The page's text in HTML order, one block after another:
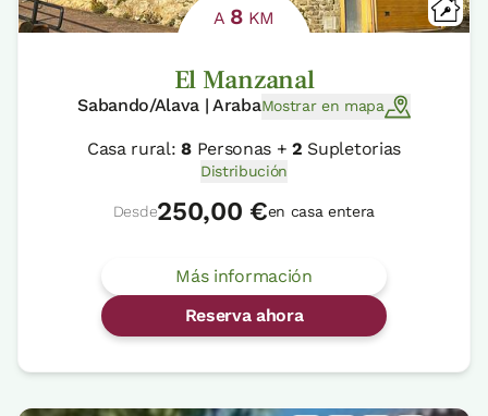
A 8 KM
El Manzanal
Sabando/Alava | ArabaMostrar en mapa
Casa rural:8Personas +2 Supletorias
Distribución
Desde250,00 €en casa entera
Más información
Reserva ahora